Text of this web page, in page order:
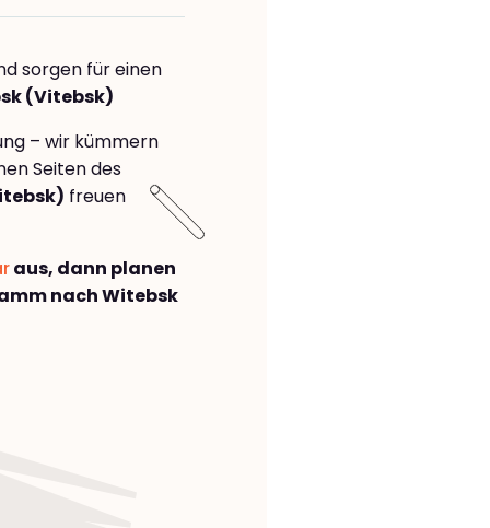
sorgen für einen
(Vitebsk)
– wir kümmern
Seiten des
freuen
aus, dann planen
nach Witebsk